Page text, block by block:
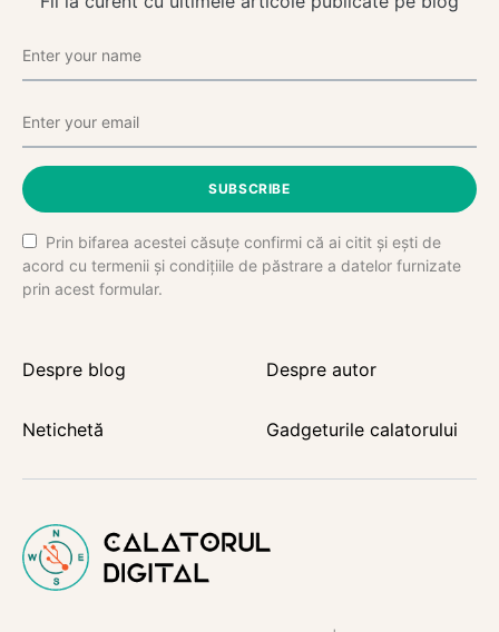
SUBSCRIBE
Prin bifarea acestei căsuțe confirmi că ai citit și ești de
acord cu termenii și condițiile de păstrare a datelor furnizate
prin acest formular.
Despre blog Despre autor
Netichetă Gadgeturile calatorului